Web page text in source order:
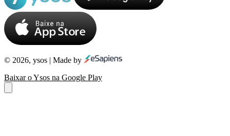
© 2026, ysos | Made by
Baixar o Ysos na Google Play